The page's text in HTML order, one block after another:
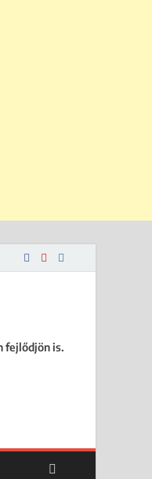
fejlődjön is.